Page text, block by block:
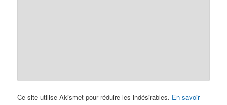
Ce site utilise Akismet pour réduire les indésirables. En savoir